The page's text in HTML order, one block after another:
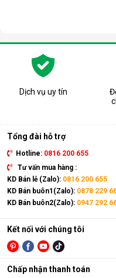
Dịch vụ uy tín
Tổng đài hỗ trợ
Hotline: 0816 200 655
Tư vấn mua hàng :
KD Bán lẻ (Zalo): 0816 200 655
KD Bán buôn1(Zalo): 0878 229
KD Bán buôn2(Zalo): 0947 292
Kết nối với chúng tôi
Chấp nhận thanh toán